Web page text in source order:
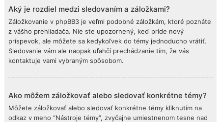
Aký je rozdiel medzi sledovaním a záložkami?
Záložkovanie v phpBB3 je veľmi podobné záložkám, ktoré poznáte
z vášho prehliadača. Nie ste upozornený, keď príde nový
príspevok, ale môžete sa kedykoľvek do témy jednoducho vrátiť.
Sledovanie vám ale naopak uľahčí prechádzanie tím, že vás
kontaktuje vami vybraným spôsobom.
Ako môžem záložkovať alebo sledovať konkrétne témy?
Môžete záložkovať alebo sledovať konkrétne témy kliknutím na
odkaz v meno “Nástroje témy”, zvyčajne umiestnenom tesne nad